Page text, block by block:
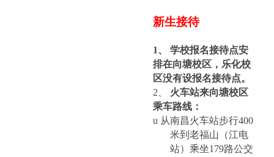
新生接待
1、 学校报名接待点安
排在向塘校区，乐化校
区没有设报名接待点。
2、 火车站来向塘校区
乘车路线：
u 从南昌火车站步行400
米到老福山（江电
站）乘坐179路公交